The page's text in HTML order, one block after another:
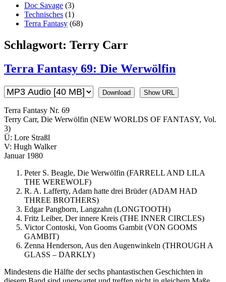
Doc Savage (3)
Technisches (1)
Terra Fantasy (68)
Schlagwort: Terry Carr
Terra Fantasy 69: Die Werwölfin
Download Show URL
Terra Fantasy Nr. 69
Terry Carr, Die Werwölfin (NEW WORLDS OF FANTASY, Vol.
3)
Ü: Lore Straßl
V: Hugh Walker
Januar 1980
Peter S. Beagle, Die Werwölfin (FARRELL AND LILA
THE WEREWOLF)
R. A. Lafferty, Adam hatte drei Brüder (ADAM HAD
THREE BROTHERS)
Edgar Pangborn, Langzahn (LONGTOOTH)
Fritz Leiber, Der innere Kreis (THE INNER CIRCLES)
Victor Contoski, Von Gooms Gambit (VON GOOMS
GAMBIT)
Zenna Henderson, Aus den Augenwinkeln (THROUGH A
GLASS – DARKLY)
Mindestens die Hälfte der sechs phantastischen Geschichten in